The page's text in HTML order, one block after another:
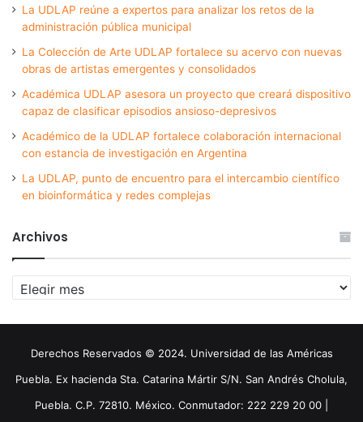
La UDLAP reúne a expertos para analizar los retos de la
administración pública municipal
La Colección de Arte UDLAP fortalece su acervo con nuevas
obras de artistas emergentes y consolidados
Académica UDLAP asesora un proyecto que creará dispositivo
capaz de clasificar episodios ansioso-depresivos
Académico de la UDLAP fortalece colaboración internacional
con estancia de investigación en Argentina
La UDLAP, punto de encuentro para el intercambio científico
en bioinformática y redes complejas
Archivos
Archivos
Derechos Reservados © 2024. Universidad de las Américas
Puebla. Ex hacienda Sta. Catarina Mártir S/N. San Andrés Cholula,
Puebla. C.P. 72810. México. Conmutador: 222 229 20 00 |